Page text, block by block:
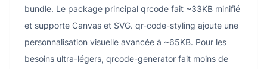
bundle. Le package principal qrcode fait ~33KB minifié
et supporte Canvas et SVG. qr-code-styling ajoute une
personnalisation visuelle avancée à ~65KB. Pour les
besoins ultra-légers, qrcode-generator fait moins de